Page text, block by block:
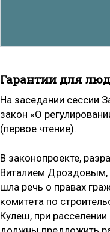
Гарантии для
На заседании сессии
закон «О
(первое чтение).
В законопроекте,
Виталием Дроздовым,
шла речь о правах
комитета по
Кулеш, при